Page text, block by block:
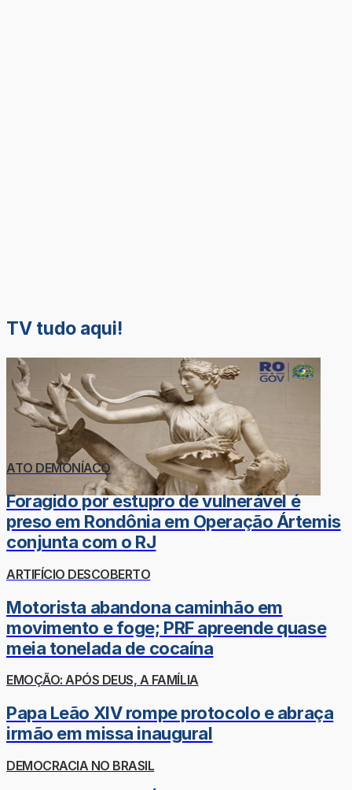
TV tudo aqui!
ATO DEMONÍACO
Foragido por estupro de vulnerável é
preso em Rondônia em Operação Ártemis
conjunta com o RJ
ARTIFÍCIO DESCOBERTO
Motorista abandona caminhão em
movimento e foge; PRF apreende quase
meia tonelada de cocaína
EMOÇÃO: APÓS DEUS, A FAMÍLIA
Papa Leão XIV rompe protocolo e abraça
irmão em missa inaugural
DEMOCRACIA NO BRASIL